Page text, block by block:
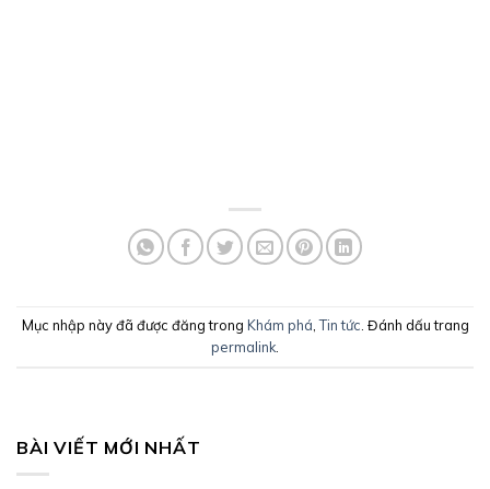
Mục nhập này đã được đăng trong Khám phá ,Tin tức . Đánh dấu trang
permalink
BÀI VIẾT MỚI NHẤT